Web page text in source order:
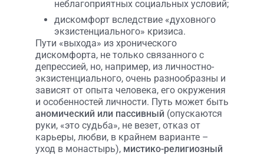
неблагоприятных социальных условий;
дискомфорт вследствие «духовного
экзистенциального» кризиса.
Пути «выхода» из хронического
дискомфорта, не только связанного с
депрессией, но, например, из личностно-
экзистенциального, очень разнообразны и
зависят от опыта человека, его окружения
и особенностей личности. Путь может быть
аномический или пассивный (опускаются
руки, «это судьба», не везет, отказ от
карьеры, любви, в крайнем варианте –
уход в монастырь), мистико-религиозный